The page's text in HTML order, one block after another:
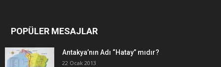
POPÜLER MESAJLAR
Antakya’nın Adı “Hatay” mıdır?
22 Ocak 2013